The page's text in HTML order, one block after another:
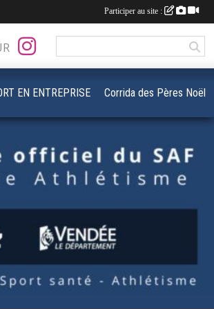
EN ENTREPRISE Corrida des Pères Noël
Participer au site :